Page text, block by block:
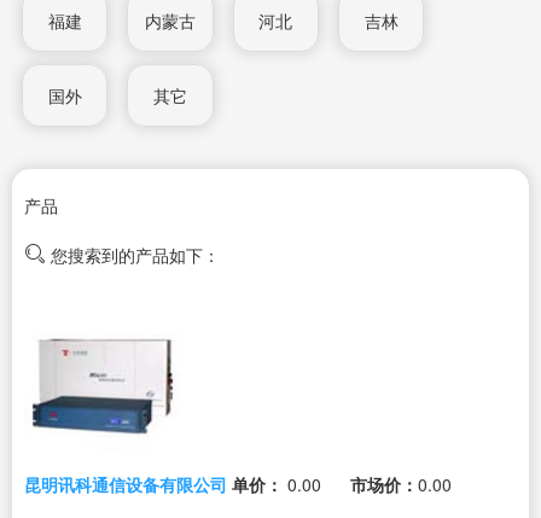
福建 内蒙古 河北 吉林
国外 其它
产品
您搜索到的产品如下：
昆明讯科通信设备有限公司 单价： 0.00 市场价： 0.00